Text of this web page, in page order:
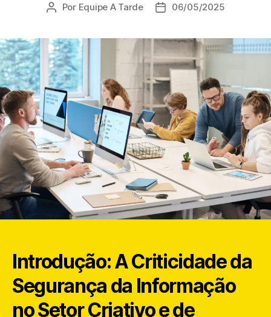
Autor
Por Equipe A Tarde
Data06/05/2025
Introdução: A Criticidade da
Segurança da Informação
no Setor Criativo e de